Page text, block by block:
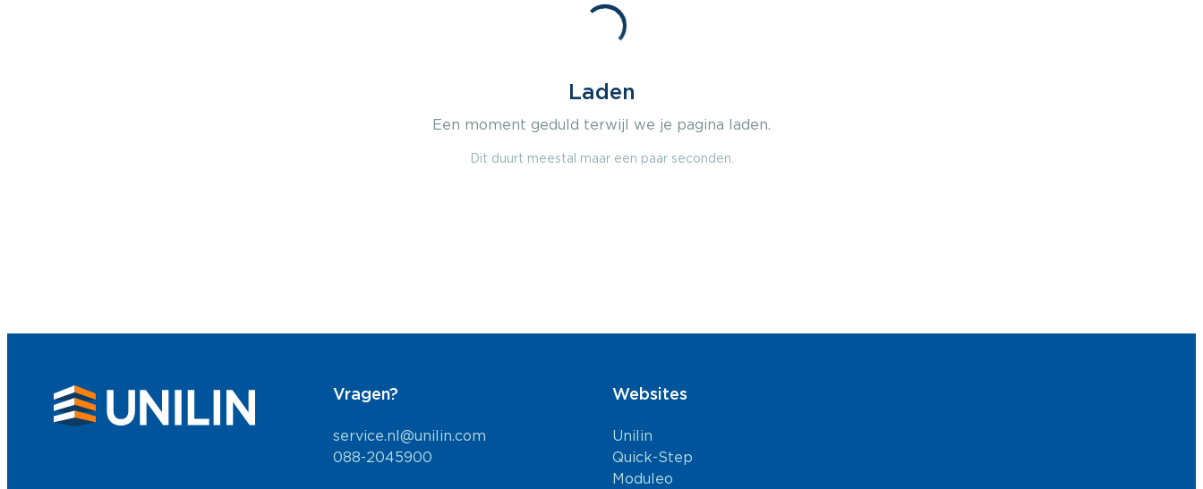
Laden
Een moment geduld terwijl we je pagina laden.
Dit duurt meestal maar een paar seconden.
Vragen?
service.nl@unilin.com
088-2045900
Websites
Unilin
Quick-Step
Moduleo